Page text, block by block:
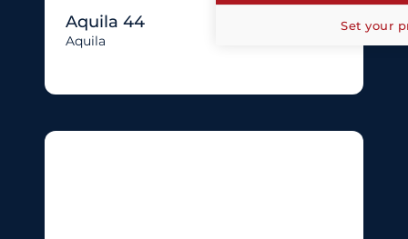
Aquila 44
Aquila
Set your